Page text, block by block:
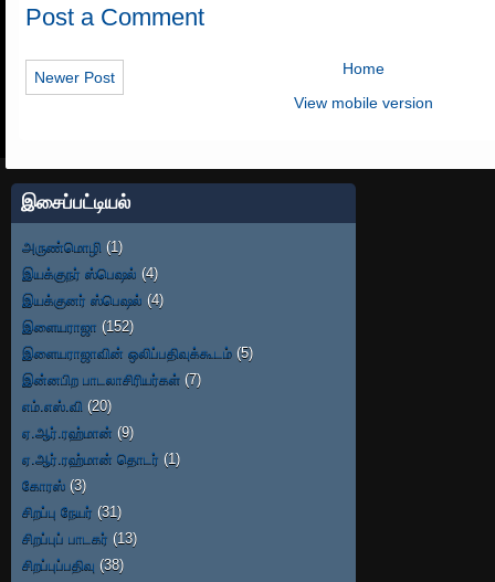
Post a Comment
Newer Post
Home
View mobile version
இசைப்பட்டியல்
அருண்மொழி (1)
இயக்குநர் ஸ்பெஷல் (4)
இயக்குனர் ஸ்பெஷல் (4)
இளையராஜா (152)
இளையராஜாவின் ஒலிப்பதிவுக்கூடம் (5)
இன்னபிற பாடலாசிரியர்கள் (7)
எம்.எஸ்.வி (20)
ஏ.ஆர்.ரஹ்மான் (9)
ஏ.ஆர்.ரஹ்மான் தொடர் (1)
கோரஸ் (3)
சிறப்பு நேயர் (31)
சிறப்புப் பாடகர் (13)
சிறப்புப்பதிவு (38)